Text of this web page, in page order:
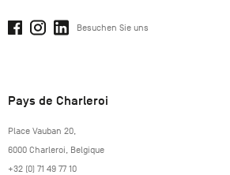
Besuchen Sie uns
Pays de Charleroi
https://www.paysdecharleroi.be/
Place Vauban 20,
6000 Charleroi Belgique
+32 (0) 71 49 77 10